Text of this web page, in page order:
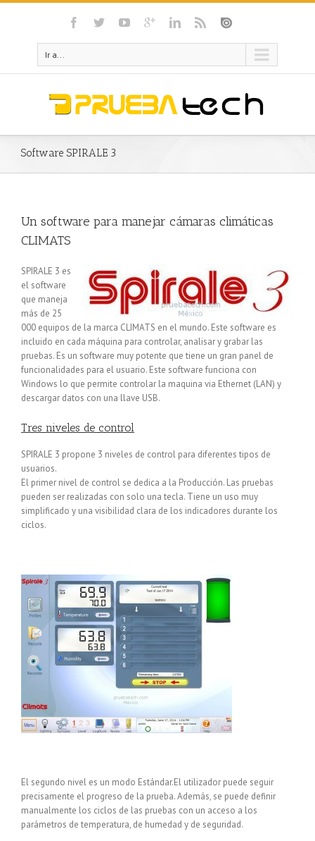
Ir a...
Software SPIRALE 3
Un software para manejar cámaras climáticas
CLIMATS
SPIRALE 3 es
el software
que maneja
más de 25
000 equipos de la marca CLIMATS en el mundo. Este software es
incluido en cada máquina para controlar, analisar y grabar las
pruebas. Es un software muy potente que tiene un gran panel de
funcionalidades para el usuario. Este software funciona con
Windows lo que permite controlar la maquina via Ethernet (LAN) y
descargar datos con una llave USB.
Tres niveles de control
SPIRALE 3 propone 3 niveles de control para diferentes tipos de
usuarios.
El primer nivel de control se dedica a la Producción. Las pruebas
pueden ser realizadas con solo una tecla. Tiene un uso muy
simplificado y una visibilidad clara de los indicadores durante los
ciclos.
El segundo nivel es un modo Estándar.El utilizador puede seguir
precisamente el progreso de la prueba. Además, se puede definir
manualmente los ciclos de las pruebas con un acceso a los
parámetros de temperatura, de humedad y de seguridad.